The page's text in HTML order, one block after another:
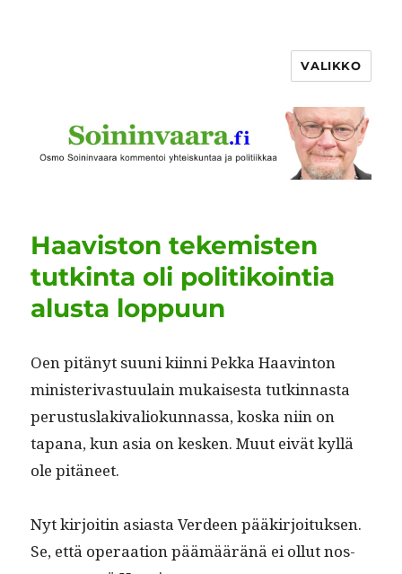
VALIKKO
Haaviston tekemisten
tutkinta oli politikointia
alusta loppuun
Oen pitänyt suu­ni kiin­ni Pekka Haav­in­ton
min­is­terivas­tu­u­lain mukaises­ta tutkin­nas­ta
perus­tus­laki­valiokun­nas­sa, kos­ka niin on
tapana, kun asia on kesken. Muut eivät kyl­lä
ole pitäneet.
Nyt kir­joitin asi­as­ta Verdeen pääkir­joituk­sen.
Se, että oper­aa­tion päämääränä ei ollut nos­